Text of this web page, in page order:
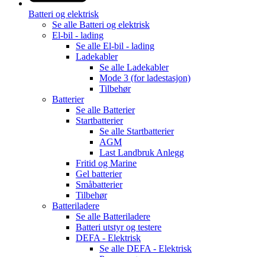
Batteri og elektrisk
Se alle Batteri og elektrisk
El-bil - lading
Se alle El-bil - lading
Ladekabler
Se alle Ladekabler
Mode 3 (for ladestasjon)
Tilbehør
Batterier
Se alle Batterier
Startbatterier
Se alle Startbatterier
AGM
Last Landbruk Anlegg
Fritid og Marine
Gel batterier
Småbatterier
Tilbehør
Batteriladere
Se alle Batteriladere
Batteri utstyr og testere
DEFA - Elektrisk
Se alle DEFA - Elektrisk